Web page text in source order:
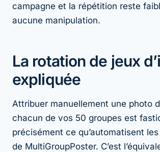
campagne et la répétition reste
aucune manipulation.
La rotation de jeux
expliquée
Attribuer manuellement une photo
chacun de vos 50 groupes est
précisément ce qu’automatisent les
de MultiGroupPoster. C’est